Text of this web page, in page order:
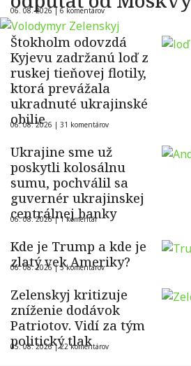
06. 08. 2026 | 6 komentárov
Štokholm odovzdá
Kyjevu zadržanú loď z
ruskej tieňovej flotily,
ktorá prevážala
ukradnuté ukrajinské
obilie
06. 08. 2026 | 31 komentárov
Ukrajine sme už
poskytli kolosálnu
sumu, pochválil sa
guvernér ukrajinskej
centrálnej banky
06. 08. 2026 |1 komentár
Kde je Trump a kde je
zlatý vek Ameriky?
06. 08. 2026 |5 komentárov
Zelenskyj kritizuje
zníženie dodávok
Patriotov. Vidí za tým
politický tlak
05. 08. 2026 |22 komentárov